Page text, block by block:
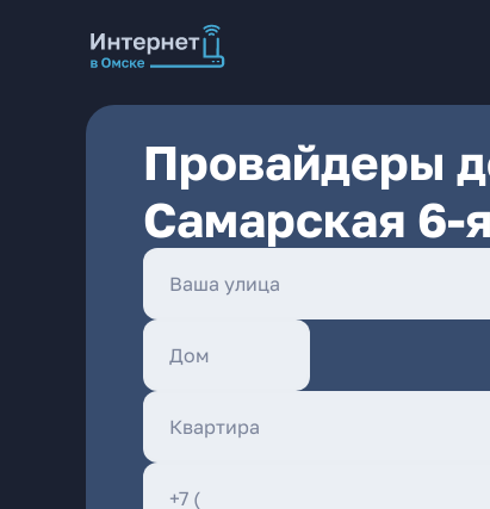
Провайдеры
Самарская 6-